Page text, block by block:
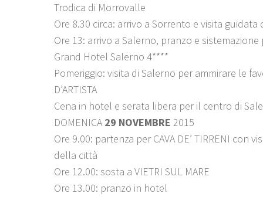
Trodica di Morrovalle
Ore 8.30 circa: arrivo a Sorrento e visita
Ore 13: arrivo a Salerno, pranzo e sistemazione
Grand Hotel Salerno 4****
Pomeriggio: visita di Salerno per ammirare le
D’ARTISTA
Cena in hotel e serata libera per il centro di
DOMENICA 29 NOVEMBRE 2015
Ore 9.00: partenza per CAVA DE’ TIRRENI con
della città
Ore 12.00: sosta a VIETRI SUL MARE
Ore 13.00: pranzo in hotel